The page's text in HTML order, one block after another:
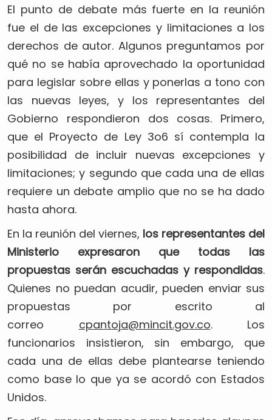
El punto de debate más fuerte en la reunión
fue el de las excepciones y limitaciones a los
derechos de autor. Algunos preguntamos por
qué no se había aprovechado la oportunidad
para legislar sobre ellas y ponerlas a tono con
las nuevas leyes, y los representantes del
Gobierno respondieron dos cosas. Primero,
que el Proyecto de Ley 3o6 sí contempla la
posibilidad de incluir nuevas excepciones y
limitaciones; y segundo que cada una de ellas
requiere un debate amplio que no se ha dado
hasta ahora.
En la reunión del viernes, los representantes del
Ministerio expresaron que todas las
propuestas serán escuchadas y respondidas.
Quienes no puedan acudir, pueden enviar sus
propuestas por escrito al
correo cpantoja@mincit.gov.co. Los
funcionarios insistieron, sin embargo, que
cada una de ellas debe plantearse teniendo
como base lo que ya se acordó con Estados
Unidos.